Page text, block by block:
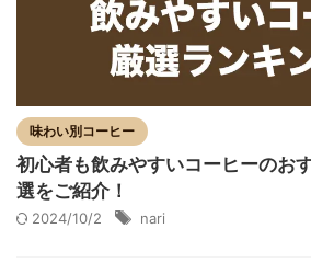
味わい別コーヒー
初心者も飲みやすいコーヒーのお
選をご紹介！
2024/10/2 nari